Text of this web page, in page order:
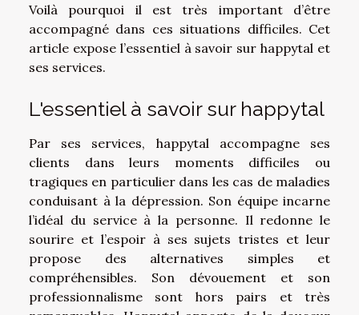
Voilà pourquoi il est très important d’être
accompagné dans ces situations difficiles. Cet
article expose l’essentiel à savoir sur happytal et
ses services.
L'essentiel à savoir sur happytal
Par ses services, happytal accompagne ses
clients dans leurs moments difficiles ou
tragiques en particulier dans les cas de maladies
conduisant à la dépression. Son équipe incarne
l’idéal du service à la personne. Il redonne le
sourire et l’espoir à ses sujets tristes et leur
propose des alternatives simples et
compréhensibles. Son dévouement et son
professionnalisme sont hors pairs et très